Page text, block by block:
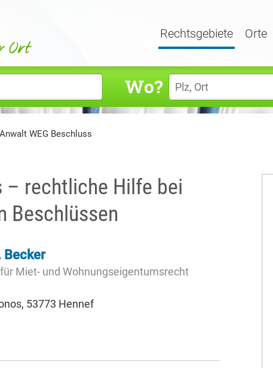
Rechtsgebiete Orte
Wo?
Anwalt WEG Beschluss
– rechtliche Hilfe bei
Beschlüssen
Becker
Miet- und Wohnungseigentumsrecht
53773 Hennef